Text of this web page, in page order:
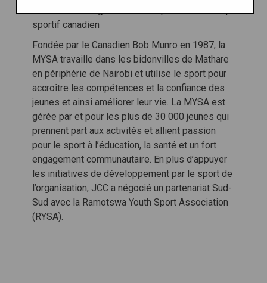
Initiatives:Programme du Corps de leadership
sportif canadien
Fondée par le Canadien Bob Munro en 1987, la
MYSA travaille dans les bidonvilles de Mathare
en périphérie de Nairobi et utilise le sport pour
accroître les compétences et la confiance des
jeunes et ainsi améliorer leur vie. La MYSA est
gérée par et pour les plus de 30 000 jeunes qui
prennent part aux activités et allient passion
pour le sport à l’éducation, la santé et un fort
engagement communautaire. En plus d’appuyer
les initiatives de développement par le sport de
l’organisation, JCC a négocié un partenariat Sud-
Sud avec la Ramotswa Youth Sport Association
(RYSA).